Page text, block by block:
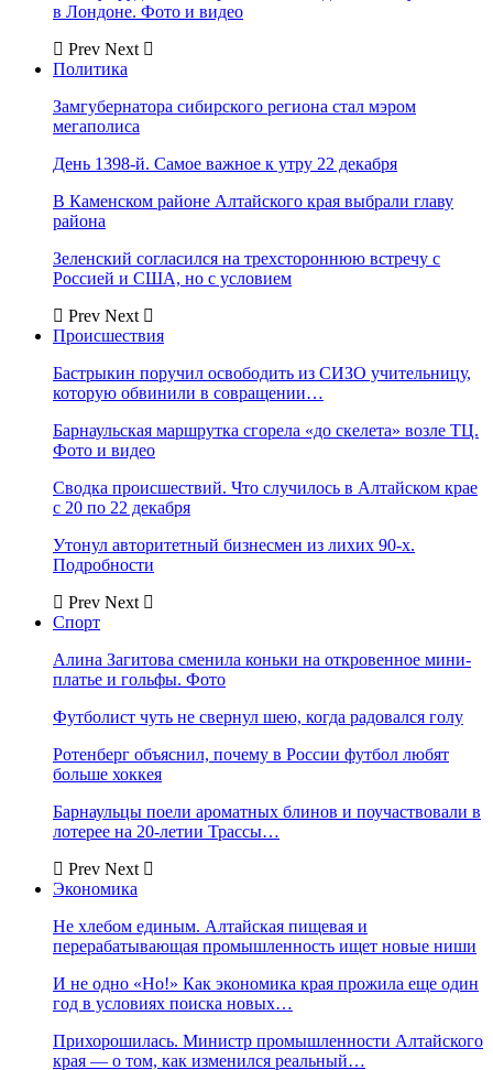
в Лондоне. Фото и видео
Prev Next
Политика
Замгубернатора сибирского региона стал мэром
мегаполиса
День 1398-й. Самое важное к утру 22 декабря
В Каменском районе Алтайского края выбрали главу
района
Зеленский согласился на трехстороннюю встречу с
Россией и США, но с условием
Prev Next
Происшествия
Бастрыкин поручил освободить из СИЗО учительницу,
которую обвинили в совращении…
Барнаульская маршрутка сгорела «до скелета» возле ТЦ.
Фото и видео
Сводка происшествий. Что случилось в Алтайском крае
с 20 по 22 декабря
Утонул авторитетный бизнесмен из лихих 90-х.
Подробности
Prev Next
Спорт
Алина Загитова сменила коньки на откровенное мини-
платье и гольфы. Фото
Футболист чуть не свернул шею, когда радовался голу
Ротенберг объяснил, почему в России футбол любят
больше хоккея
Барнаульцы поели ароматных блинов и поучаствовали в
лотерее на 20-летии Трассы…
Prev Next
Экономика
Не хлебом единым. Алтайская пищевая и
перерабатывающая промышленность ищет новые ниши
И не одно «Но!» Как экономика края прожила еще один
год в условиях поиска новых…
Прихорошилась. Министр промышленности Алтайского
края — о том, как изменился реальный…